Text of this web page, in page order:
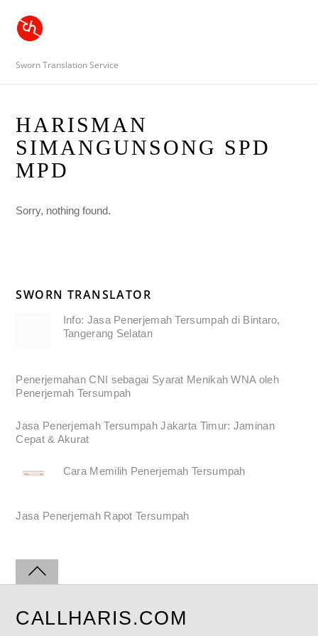
Sworn Translation Service
HARISMAN
SIMANGUNSONG SPD
MPD
Sorry, nothing found.
SWORN TRANSLATOR
Info: Jasa Penerjemah Tersumpah di Bintaro,
Tangerang Selatan
Penerjemahan CNI sebagai Syarat Menikah WNA oleh
Penerjemah Tersumpah
Jasa Penerjemah Tersumpah Jakarta Timur: Jaminan
Cepat & Akurat
Cara Memilih Penerjemah Tersumpah
Jasa Penerjemah Rapot Tersumpah
CALLHARIS.COM